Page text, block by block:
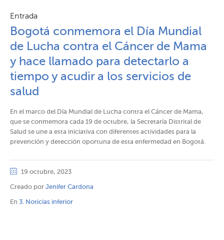
Entrada
Bogotá conmemora el Día Mundial
de Lucha contra el Cáncer de Mama
y hace llamado para detectarlo a
tiempo y acudir a los servicios de
salud​​
​En el marco del Día Mundial de Lucha contra el Cáncer de Mama,
que se conmemora cada 19 de octubre, la Secretaría Distrital de
Salud se une a esta iniciativa con diferentes actividades para la
prevención y detección oportuna de esta enfermedad en Bogotá.
19 octubre, 2023
Creado por Jenifer Cardona
En 3. Noticias inferior